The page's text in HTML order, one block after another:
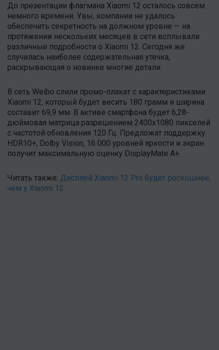
До презентации флагмана Xiaomi 12 осталось совсем
немного времени. Увы, компании не удалось
обеспечить секретность на должном уровне — на
протяжении нескольких месяцев в сети всплывали
различные подробности о Xiaomi 12. Сегодня же
случилась наиболее содержательная утечка,
раскрывающая о новинке многие детали.
В сеть Weibo слили промо-плакат с характеристиками
Xiaomi 12, который будет весить 180 грамм и ширина
составит 69,9 мм. В активе смартфона будет 6,28-
дюймовая матрица разрешением 2400х1080 пикселей
с частотой обновления 120 Гц. Предложат поддержку
HDR10+, Dolby Vision, 16 000 уровней яркости и экран
получит максимальную оценку DisplayMate A+.
Читать также: Дисплей Xiaomi 12 Pro будет роскошнее,
чем у Xiaomi 12